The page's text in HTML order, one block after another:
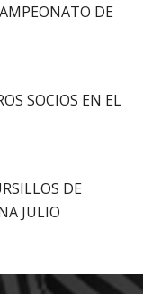
DE
SOCIOS EN EL
DE
JULIO